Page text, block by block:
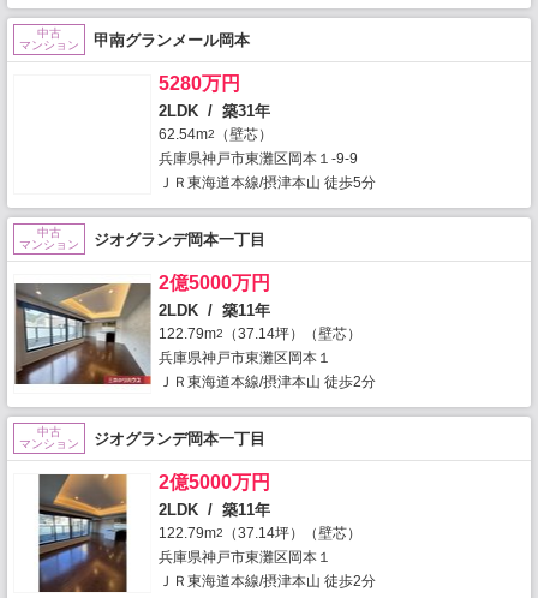
中古
マンション
甲南グランメール岡本
5280万円
2LDK / 築31年
62.54m2
（壁芯）
兵庫県神戸市東灘区岡本１-9-9
ＪＲ東海道本線/摂津本山 徒歩5分
中古
マンション
ジオグランデ岡本一丁目
2億5000万円
2LDK / 築11年
122.79m2
（37.14坪）（壁芯）
兵庫県神戸市東灘区岡本１
ＪＲ東海道本線/摂津本山 徒歩2分
中古
マンション
ジオグランデ岡本一丁目
2億5000万円
2LDK / 築11年
122.79m2
（37.14坪）（壁芯）
兵庫県神戸市東灘区岡本１
ＪＲ東海道本線/摂津本山 徒歩2分